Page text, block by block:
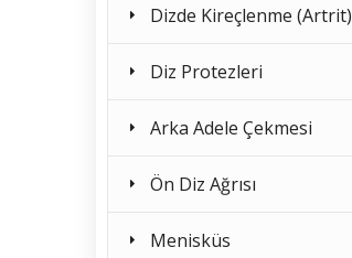
Dizde Kireçlenme (Artrit)
Diz Protezleri
Arka Adele Çekmesi
Ön Diz Ağrısı
Menisküs